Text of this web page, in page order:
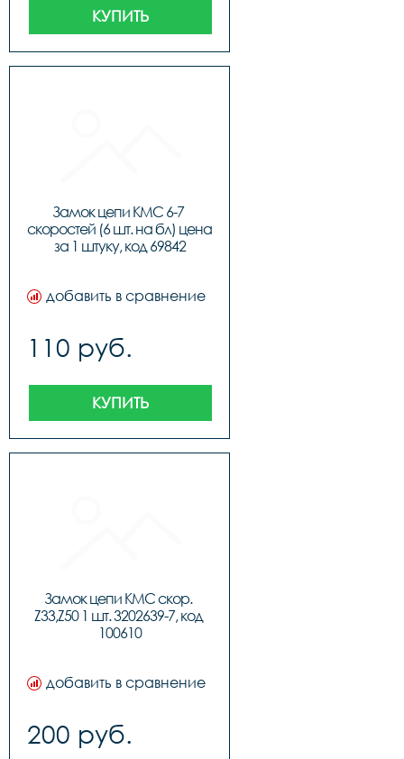
КУПИТЬ
Замок цепи KMC 6-7
скоростей (6 шт. на бл) цена
за 1 штуку, код 69842
добавить в сравнение
110 руб.
КУПИТЬ
Замок цепи KMC скор.
Z33,Z50 1 шт. 3202639-7, код
100610
добавить в сравнение
200 руб.